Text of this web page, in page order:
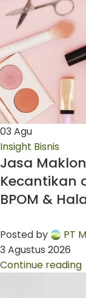
03 Agu
Insight Bisnis
Jasa
Kecantikan
BPOM &
Posted by
PT
3 Agustus 2026
Continue reading